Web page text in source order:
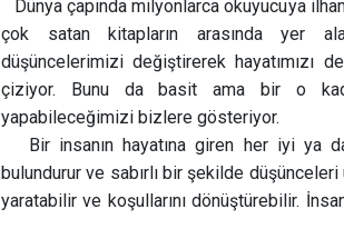
Dünya çapında milyonlarca okuyucuya
çok satan kitapların arasında yer
düşüncelerimizi değiştirerek hayatımızı
çiziyor. Bunu da basit ama bir o
yapabileceğimizi bizlere gösteriyor.
Bir insanın hayatına giren her iyi ya
bulundurur ve sabırlı bir şekilde düşünceleri
yaratabilir ve koşullarını dönüştürebilir.